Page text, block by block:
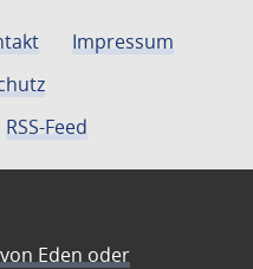
Impressum
RSS-Feed
Eden oder